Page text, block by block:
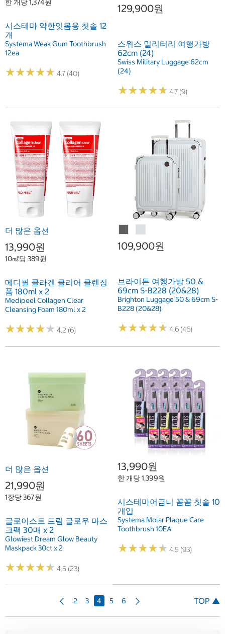
한 개당 1,374원
시스테마 약한잇몸용 칫솔 12
개
Systema Weak Gum Toothbrush
12ea
★★★★★
★★★★★ 4.7 (40)
129,900원
스위스 밀리터리 여행가방
62cm (24)
Swiss Military Luggage 62cm
(24)
★★★★★
★★★★★ 4.7 (9)
더 많은 옵션
13,990원
10㎖당 389원
메디필 콜라겐 클리어 클렌징
폼 180ml x 2
Medipeel Collagen Clear
Cleansing Foam 180ml x 2
★★★★★
★★★★★ 4.2 (6)
109,900원
브라이튼 여행가방 50 &
69cm S-B228 (20&28)
Brighton Luggage 50 & 69cm S-
B228 (20&28)
★★★★★
★★★★★ 4.6 (46)
더 많은 옵션
21,990원
1장당 367원
글로이스트 드림 글로우 마스
크팩 30매 x 2
Glowiest Dream Glow Beauty
Maskpack 30ct x 2
★★★★★
★★★★★ 4.5 (23)
13,990원
한 개당 1,399원
시스테마어금니 꼼꼼 칫솔 10
개입
Systema Molar Plaque Care
Toothbrush 10EA
★★★★★
★★★★★ 4.5 (93)
2 3 4 5 6 TOP ▲